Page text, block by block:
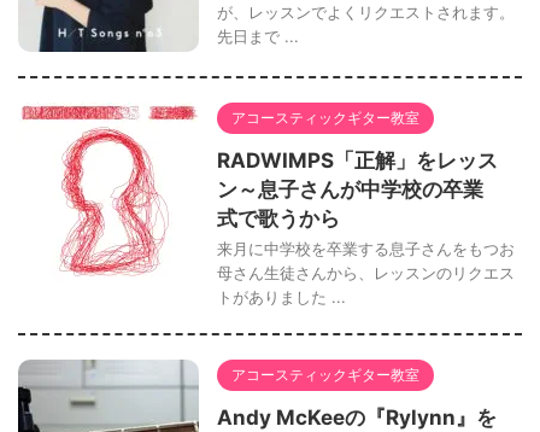
が、レッスンでよくリクエストされます。
先日まで ...
アコースティックギター教室
RADWIMPS「正解」をレッス
ン～息子さんが中学校の卒業
式で歌うから
来月に中学校を卒業する息子さんをもつお
母さん生徒さんから、レッスンのリクエス
トがありました ...
アコースティックギター教室
Andy McKeeの『Rylynn』を